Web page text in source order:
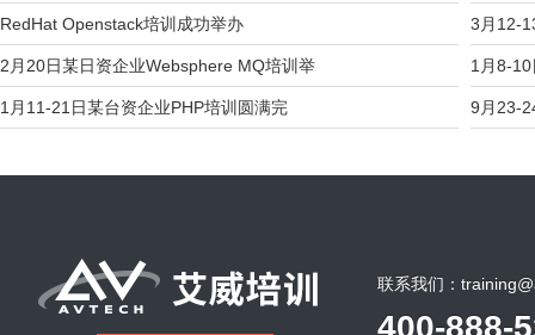
RedHat Openstack培训成功举办
2月20日某日资企业Websphere MQ培训举
1月11-21日某台资企业PHP培训圆满完
3月12-
1月8-
9月23-
联系我们：
400-888-